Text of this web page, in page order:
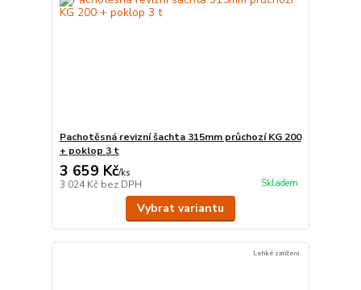
Pachotěsná revizní šachta 315mm průchozí KG 200
+ poklop 3 t
3 659 Kč/ks
3 024 Kč bez DPH Skladem
Vybrat variantu
Lehké zatížení